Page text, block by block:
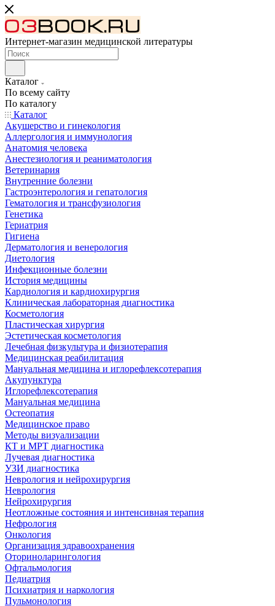
Интернет-магазин медицинской литературы
Каталог
По всему сайту
По каталогу
Каталог
Акушерство и гинекология
Аллергология и иммунология
Анатомия человека
Анестезиология и реаниматология
Ветеринария
Внутренние болезни
Гастроэнтерология и гепатология
Гематология и трансфузиология
Генетика
Гериатрия
Гигиена
Дерматология и венерология
Диетология
Инфекционные болезни
История медицины
Кардиология и кардиохирургия
Клиническая лабораторная диагностика
Косметология
Пластическая хирургия
Эстетическая косметология
Лечебная физкультура и физиотерапия
Медицинская реабилитация
Мануальная медицина и иглорефлексотерапия
Акупунктура
Иглорефлексотерапия
Мануальная медицина
Остеопатия
Медицинское право
Методы визуализации
КТ и МРТ диагностика
Лучевая диагностика
УЗИ диагностика
Неврология и нейрохирургия
Неврология
Нейрохирургия
Неотложные состояния и интенсивная терапия
Нефрология
Онкология
Организация здравоохранения
Оториноларингология
Офтальмология
Педиатрия
Психиатрия и наркология
Пульмонология